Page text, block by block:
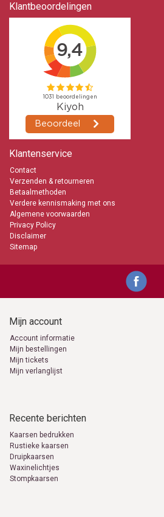
Klantbeoordelingen
Klantenservice
Contact
Verzenden & retourneren
Betaalmethoden
Verdere kennismaking met ons
Algemene voorwaarden
Privacy Policy
Disclaimer
Sitemap
Mijn account
Account informatie
Mijn bestellingen
Mijn tickets
Mijn verlanglijst
Recente berichten
Kaarsen bedrukken
Rustieke kaarsen
Druipkaarsen
Waxinelichtjes
Stompkaarsen